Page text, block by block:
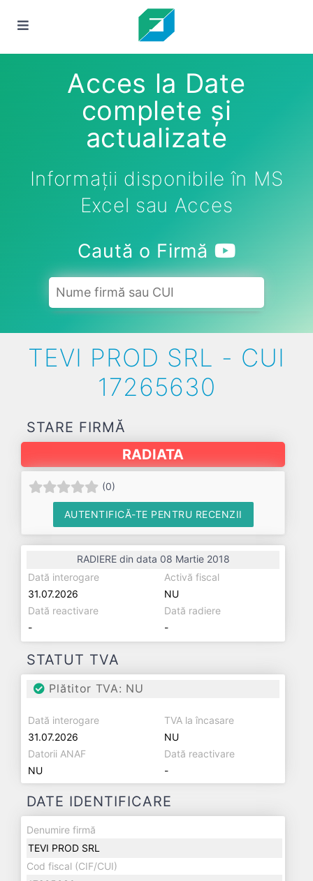
Acces la Date
complete și
actualizate
Informații disponibile în MS
Excel sau Acces
Caută o Firmă
TEVI PROD SRL - CUI
17265630
STARE FIRMĂ
RADIATA
(0)
AUTENTIFICĂ-TE PENTRU RECENZII
RADIERE din data 08 Martie 2018
Dată interogare
31.07.2026
Activă fiscal
NU
Dată reactivare
-
Dată radiere
-
STATUT TVA
Plătitor TVA: NU
Dată interogare
31.07.2026
TVA la încasare
NU
Datorii ANAF
NU
Dată reactivare
-
DATE IDENTIFICARE
Denumire firmă
TEVI PROD SRL
Cod fiscal (CIF/CUI)